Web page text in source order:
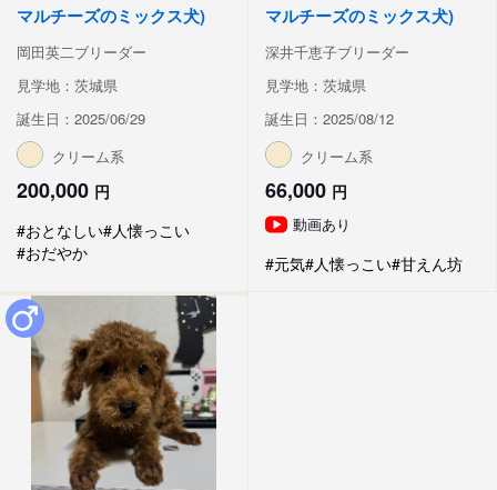
マルチーズのミックス犬)
岡田英二ブリーダー
見学地：茨城県
誕生日：2025/06/29
クリーム系
200,000 円
#おとなしい#人懐っこい
#おだやか
マルチーズのミックス犬)
深井千恵子ブリーダー
見学地：茨城県
誕生日：2025/08/12
クリーム系
66,000 円
動画あり
#元気#人懐っこい#甘えん坊